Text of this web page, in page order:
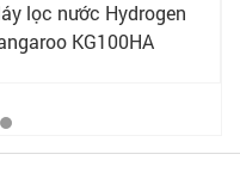
lọc nước Hydrogen
KG100HA